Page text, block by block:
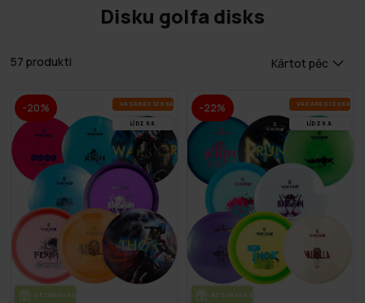
Disku golfa disks
57 produkti Kārtot pēc
-20% VA­SA­RAS IZ­SKA­ŅA
LĪDZ 9.8.
BEZ­MAK­SAS PIE­GĀ­DE
-22% VA­SA­RAS IZ­SKA­ŅA
LĪDZ 9.8.
BEZ­MAK­SAS PIE­GĀ­DE